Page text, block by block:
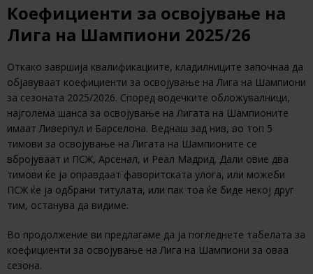
Коефициенти за освојување на
Лига на Шампиони 2025/26
Откако завршија квалификациите, кладилниците започнаа да
објавуваат коефициенти за освојување на Лига на Шампиони
за сезоната 2025/2026. Според водечките обложувалници,
најголема шанса за освојување на Лигата на Шампионите
имаат Ливерпул и Барселона. Веднаш зад нив, во топ 5
тимови за освојување на Лигата на Шампионите се
вбројуваат и ПСЖ, Арсенал, и Реал Мадрид. Дали овие два
тимови ќе ја оправдаат фаворитската улога, или можеби
ПСЖ ќе ја одбрани титулата, или пак тоа ќе биде некој друг
тим, останува да видиме.
Во продолжение ви предлагаме да ја погледнете табелата за
коефициенти за освојување на Лига на Шампиони за оваа
сезона.